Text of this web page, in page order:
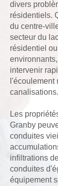
divers
résidentiels.
du centre-
secteur du
résidentiel
intervenir
l'écoulement
canalisations.
Les
Granby
conduites
infiltrations
conduites
équipement